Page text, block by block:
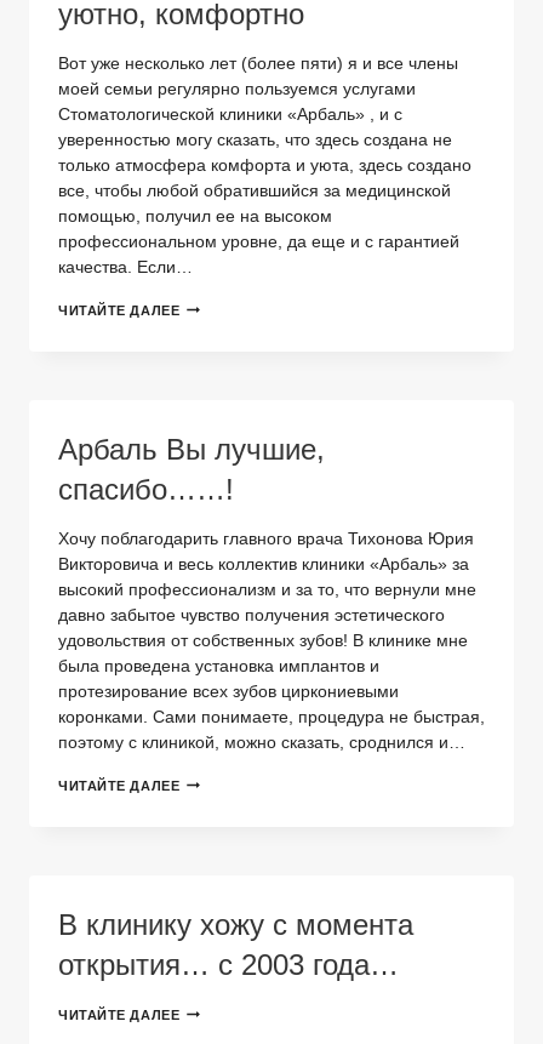
уютно, комфортно
Вот уже несколько лет (более пяти) я и все члены
моей семьи регулярно пользуемся услугами
Стоматологической клиники «Арбаль» , и с
уверенностью могу сказать, что здесь создана не
только атмосфера комфорта и уюта, здесь создано
все, чтобы любой обратившийся за медицинской
помощью, получил ее на высоком
профессиональном уровне, да еще и с гарантией
качества. Если…
ЧИТАЙТЕ ДАЛЕЕ ВЫСОКОПРОФЕССИОНАЛЬНО,
Арбаль Вы лучшие,
спасибо……!
Хочу поблагодарить главного врача Тихонова Юрия
Викторовича и весь коллектив клиники «Арбаль» за
высокий профессионализм и за то, что вернули мне
давно забытое чувство получения эстетического
удовольствия от собственных зубов! В клинике мне
была проведена установка имплантов и
протезирование всех зубов циркониевыми
коронками. Сами понимаете, процедура не быстрая,
поэтому с клиникой, можно сказать, сроднился и…
ЧИТАЙТЕ ДАЛЕЕ АРБАЛЬ
В клинику хожу с момента
открытия… с 2003 года…
ЧИТАЙТЕ ДАЛЕЕ В